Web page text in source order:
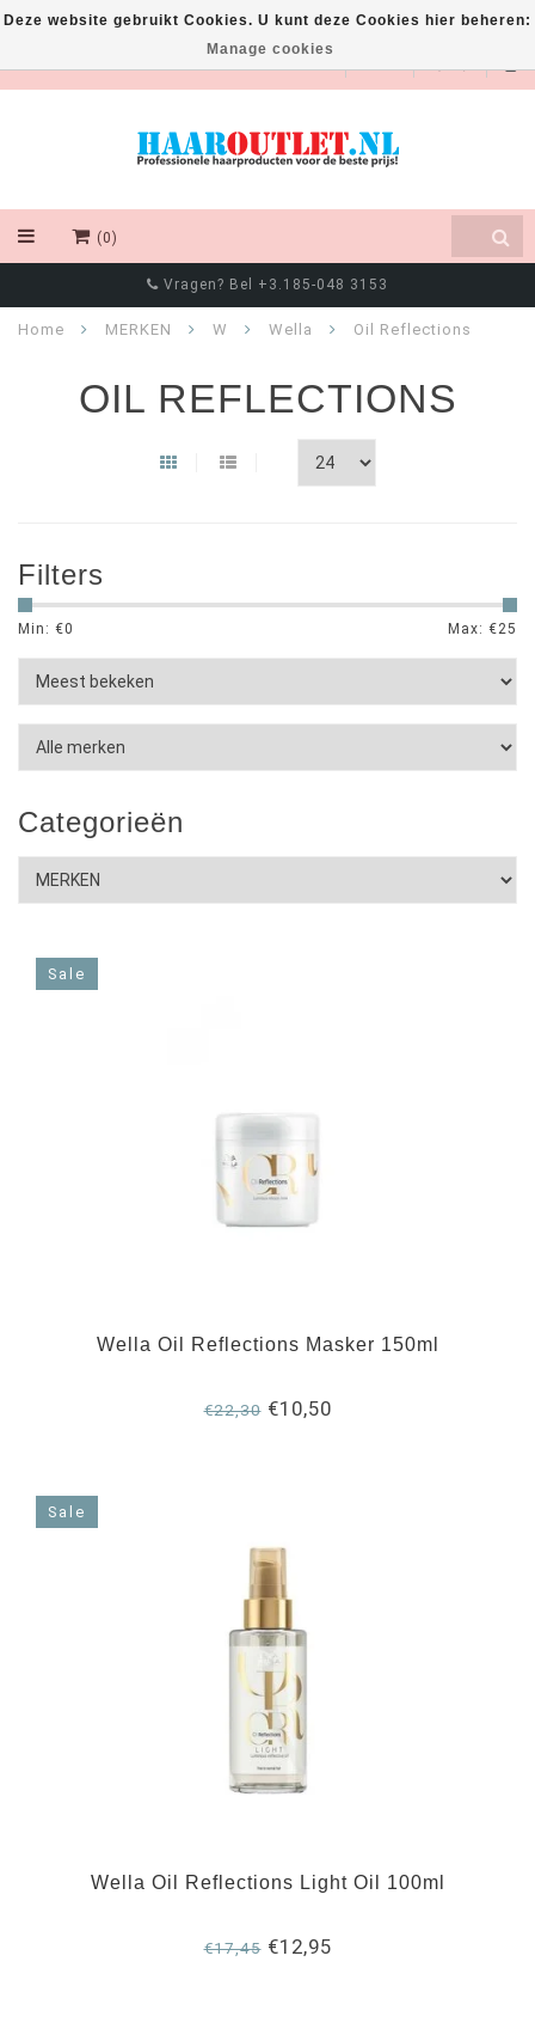
EUR
(0)
Vragen? Bel +3.185-048 3153
Home MERKEN W Wella Oil Reflections
OIL REFLECTIONS
Filters
Min: €0 Max: €25
Categorieën
Sale
Wella Oil Reflections Masker 150ml
€22,30€10,50
Sale
Wella Oil Reflections Light Oil 100ml
€17,45€12,95
Deze website gebruikt Cookies. U kunt deze Cookies hier beheren:
Manage cookies